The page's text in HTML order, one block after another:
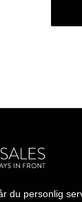
du personlig